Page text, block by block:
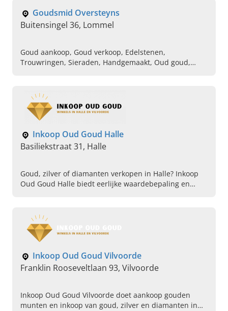
Goudsmid Oversteyns
Buitensingel 36, Lommel
Goud aankoop, Goud verkoop, Edelstenen,
Trouwringen, Sieraden, Handgemaakt, Oud goud,
Inkoop Oud Goud Halle
Basiliekstraat 31, Halle
Goud, zilver of diamanten verkopen in Halle? Inkoop
Oud Goud Halle biedt eerlijke waardebepaling en
Inkoop Oud Goud Vilvoorde
Franklin Rooseveltlaan 93, Vilvoorde
Inkoop Oud Goud Vilvoorde doet aankoop gouden
munten en inkoop van goud, zilver en diamanten in